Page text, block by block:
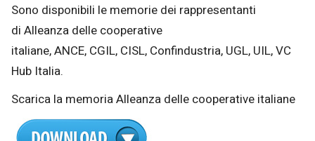
Sono disponibili le memorie dei rappresentanti
di Alleanza delle cooperative
italiane, ANCE, CGIL, CISL, Confindustria, UGL, UIL, VC
Hub Italia.
Scarica la memoria Alleanza delle cooperative italiane